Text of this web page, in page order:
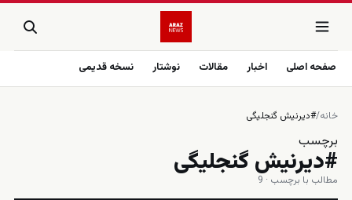
صفحه اصلی اخبار مقالات نوشتار نسخه قدیمی
خانه/#دیرنیش گنجلیگی
برچسب
#دیرنیش گنجلیگی
مطالب با برچسب · 9